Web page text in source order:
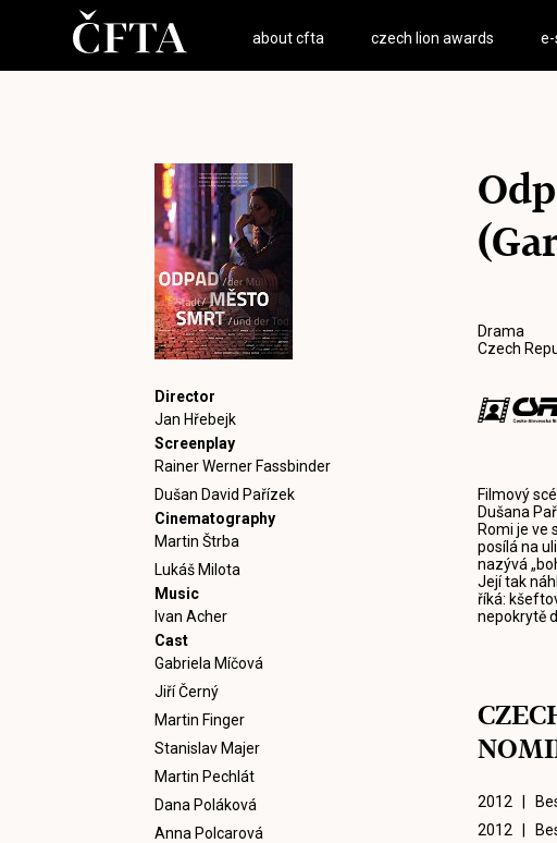
about cfta czech lion awards
Director
Jan Hřebejk
Screenplay
Rainer Werner Fassbinder
Dušan David Pařízek
Cinematography
Martin Štrba
Lukáš Milota
Music
Ivan Acher
Cast
Gabriela Míčová
Jiří Černý
Martin Finger
Stanislav Majer
Martin Pechlát
Dana Poláková
Anna Polcarová
Drama
Czech
Filmový
Dušana
Romi je ve
posílá na
nazývá
Její tak
říká:
nepokrytě
2012 |
2012 |